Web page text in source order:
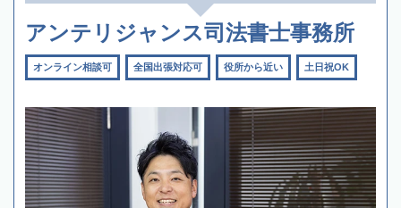
アンテリジャンス司法書士事務所
オンライン相談可 全国出張対応可 役所から近い 土日祝OK